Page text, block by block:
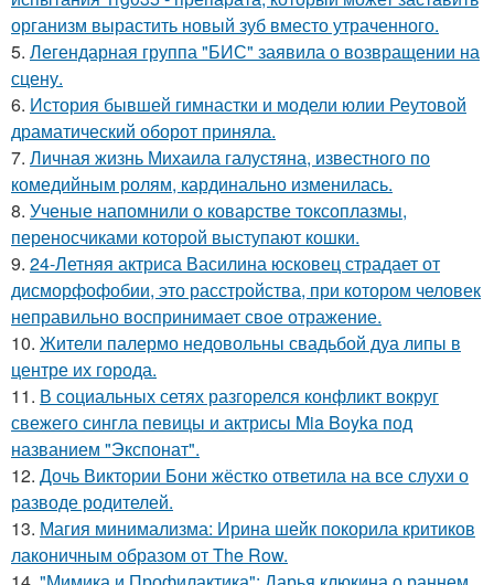
организм вырастить новый зуб вместо утраченного.
5. Легендарная группа "БИС" заявила о возвращении на
сцену.
6. История бывшей гимнастки и модели юлии Реутовой
драматический оборот приняла.
7. Личная жизнь Михаила галустяна, известного по
комедийным ролям, кардинально изменилась.
8. Ученые напомнили о коварстве токсоплазмы,
переносчиками которой выступают кошки.
9. 24-Летняя актриса Василина юсковец страдает от
дисморфофобии, это расстройства, при котором человек
неправильно воспринимает свое отражение.
10. Жители палермо недовольны свадьбой дуа липы в
центре их города.
11. В социальных сетях разгорелся конфликт вокруг
свежего сингла певицы и актрисы Mia Boyka под
названием "Экспонат".
12. Дочь Виктории Бони жёстко ответила на все слухи о
разводе родителей.
13. Магия минимализма: Ирина шейк покорила критиков
лаконичным образом от The Row.